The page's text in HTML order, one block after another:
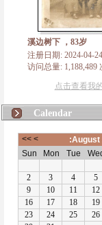
溪边树下 ，83岁
注册日期: 2024-04-24
访问总量: 1,188,489
点击查看我
Calendar